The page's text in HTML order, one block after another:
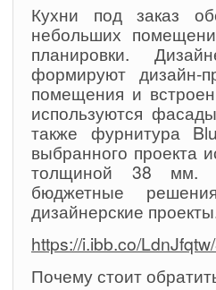
Кухни под заказ
небольших
планировки.
формируют дизайн-
помещения и
используются
также фурнитура
выбранного проекта
толщиной 38 мм.
бюджетные
дизайнерские
https://i.ibb.co/
Почему стоит